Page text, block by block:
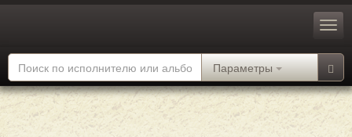
Параметры